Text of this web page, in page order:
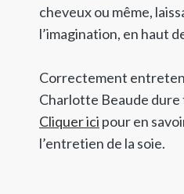
cheveux ou même,
l’imagination, en haut
Correctement
Charlotte Beaude dure
Cliquer ici pour en
l’entretien de la soie.